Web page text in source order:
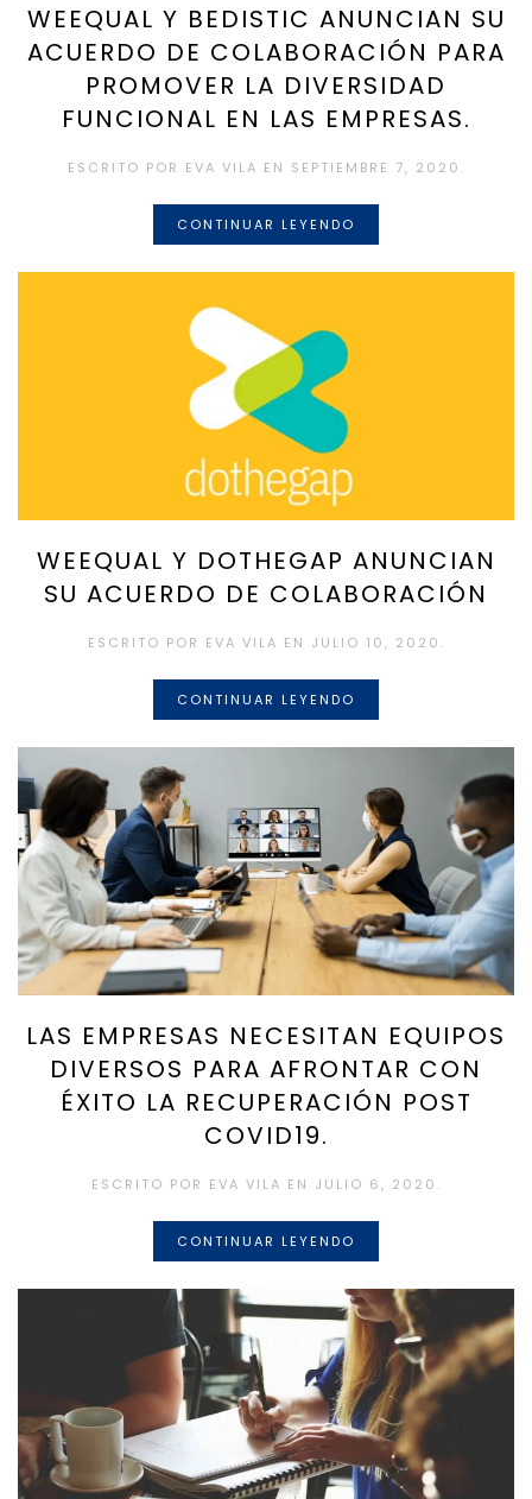
WEEQUAL Y BEDISTIC ANUNCIAN SU
ACUERDO DE COLABORACIÓN PARA
PROMOVER LA DIVERSIDAD
FUNCIONAL EN LAS EMPRESAS.
ESCRITO POR EVA VILA EN SEPTIEMBRE 7, 2020 .
CONTINUAR LEYENDO
WEEQUAL Y DOTHEGAP ANUNCIAN
SU ACUERDO DE COLABORACIÓN
ESCRITO POR EVA VILA EN JULIO 10, 2020 .
CONTINUAR LEYENDO
LAS EMPRESAS NECESITAN EQUIPOS
DIVERSOS PARA AFRONTAR CON
ÉXITO LA RECUPERACIÓN POST
COVID19.
ESCRITO POR EVA VILA EN JULIO 6, 2020 .
CONTINUAR LEYENDO